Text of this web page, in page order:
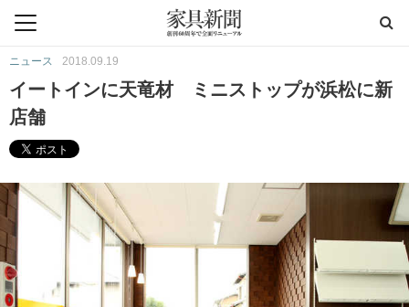
ニュース 2018.09.19
イートインに天竜材 ミニストップが浜松に新
店舗